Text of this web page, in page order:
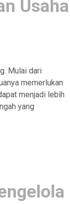
Usaha
Mulai dari
memerlukan
menjadi lebih
yang